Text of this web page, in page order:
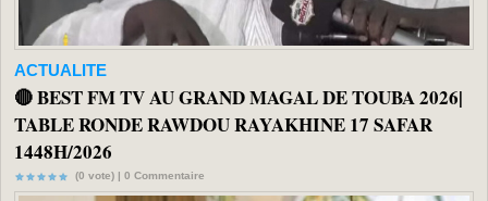
ACTUALITE
🔴 BEST FM TV AU GRAND MAGAL DE TOUBA 2026|
TABLE RONDE RAWDOU RAYAKHINE 17 SAFAR
1448H/2026
(0 vote) | 0 Commentaire